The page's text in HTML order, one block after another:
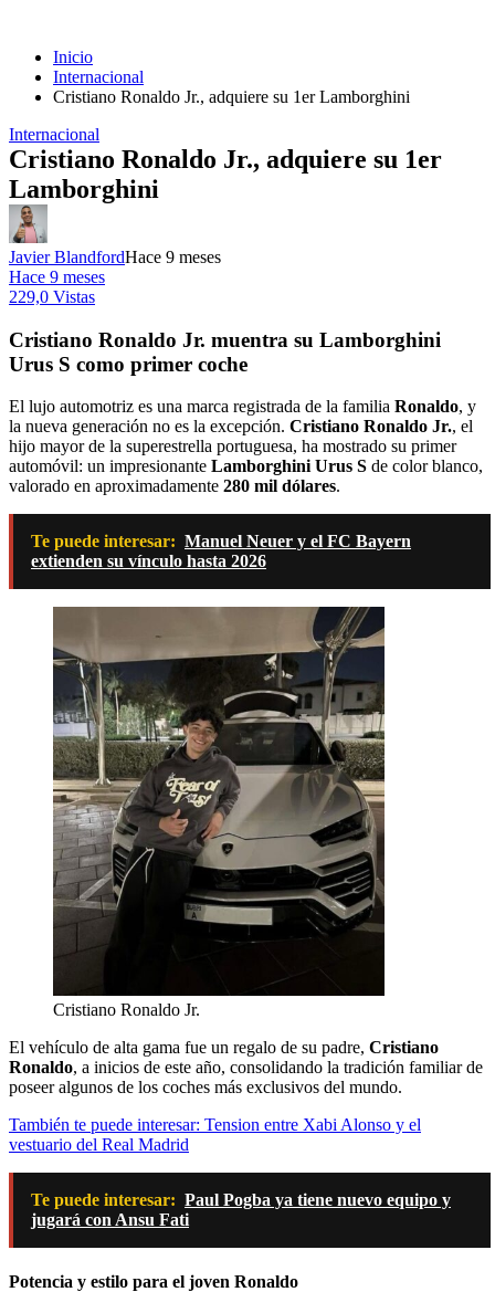
Inicio
Internacional
Cristiano Ronaldo Jr., adquiere su 1er Lamborghini
Internacional
Cristiano Ronaldo Jr., adquiere su 1er
Lamborghini
Javier BlandfordHace 9 meses
Hace 9 meses
229,0 Vistas
Cristiano Ronaldo Jr. muentra su Lamborghini
Urus S como primer coche
El lujo automotriz es una marca registrada de la familia Ronaldo, y
la nueva generación no es la excepción. Cristiano Ronaldo Jr., el
hijo mayor de la superestrella portuguesa, ha mostrado su primer
automóvil: un impresionante Lamborghini Urus S de color blanco,
valorado en aproximadamente 280 mil dólares.
Te puede interesar: Manuel Neuer y el FC Bayern
extienden su vínculo hasta 2026
Cristiano Ronaldo Jr.
El vehículo de alta gama fue un regalo de su padre, Cristiano
Ronaldo, a inicios de este año, consolidando la tradición familiar de
poseer algunos de los coches más exclusivos del mundo.
También te puede interesar: Tension entre Xabi Alonso y el
vestuario del Real Madrid
Te puede interesar: Paul Pogba ya tiene nuevo equipo y
jugará con Ansu Fati
Potencia y estilo para el joven Ronaldo